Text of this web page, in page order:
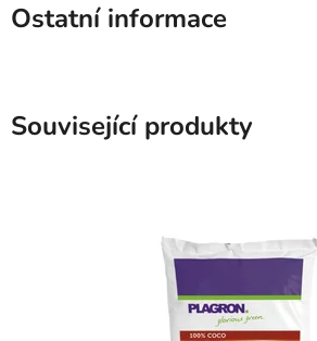
Ostatní informace
Související produkty